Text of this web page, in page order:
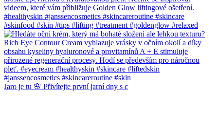
Jaro je tu 🌸 Přivítejte první jarní dny s c